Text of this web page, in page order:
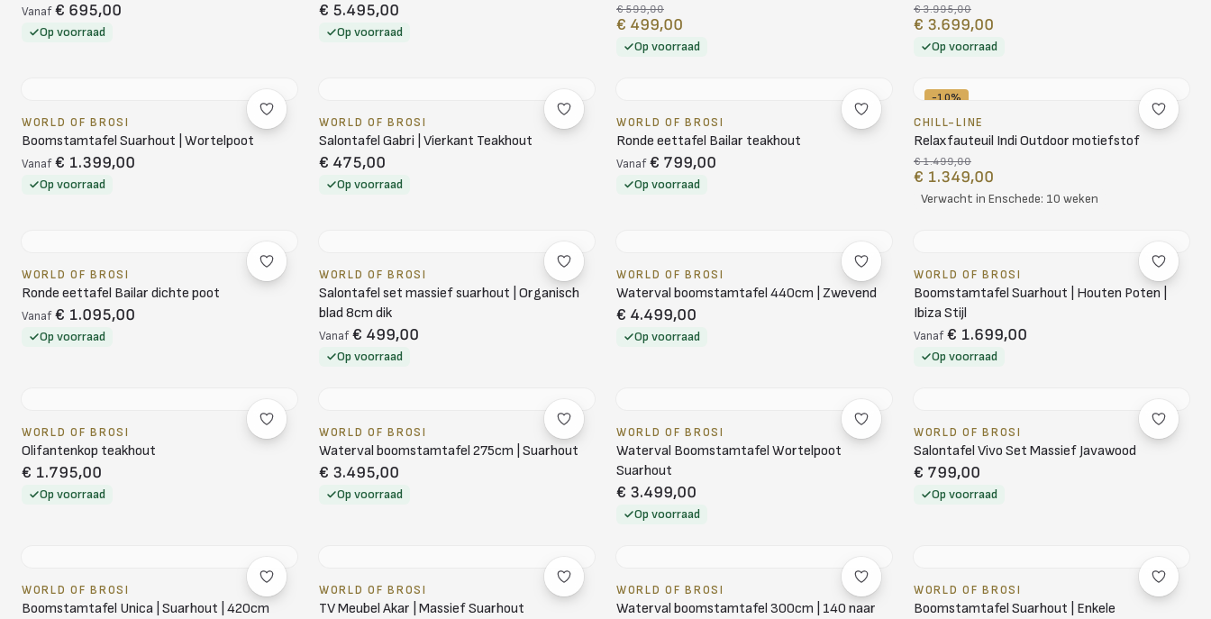
Vanaf € 695,00
Op voorraad
€ 5.495,00
Op voorraad
€ 599,00
€ 499,00
Op voorraad
€ 3.995,00
€ 3.699,00
Op voorraad
WORLD OF BROSI
Boomstamtafel Suarhout | Wortelpoot
Vanaf € 1.399,00
Op voorraad
WORLD OF BROSI
Salontafel Gabri | Vierkant Teakhout
€ 475,00
Op voorraad
WORLD OF BROSI
Ronde eettafel Bailar teakhout
Vanaf € 799,00
Op voorraad
-10%
CHILL-LINE
Relaxfauteuil Indi Outdoor motiefstof
€ 1.499,00
€ 1.349,00
Verwacht in Enschede: 10 weken
WORLD OF BROSI
Ronde eettafel Bailar dichte poot
Vanaf € 1.095,00
Op voorraad
WORLD OF BROSI
Salontafel set massief suarhout | Organisch
blad 8cm dik
Vanaf € 499,00
Op voorraad
WORLD OF BROSI
Waterval boomstamtafel 440cm | Zwevend
€ 4.499,00
Op voorraad
WORLD OF BROSI
Boomstamtafel Suarhout | Houten Poten |
Ibiza Stijl
Vanaf € 1.699,00
Op voorraad
WORLD OF BROSI
Olifantenkop teakhout
€ 1.795,00
Op voorraad
WORLD OF BROSI
Waterval boomstamtafel 275cm | Suarhout
€ 3.495,00
Op voorraad
WORLD OF BROSI
Waterval Boomstamtafel Wortelpoot
Suarhout
€ 3.499,00
Op voorraad
WORLD OF BROSI
Salontafel Vivo Set Massief Javawood
€ 799,00
Op voorraad
WORLD OF BROSI
Boomstamtafel Unica | Suarhout | 420cm
WORLD OF BROSI
TV Meubel Akar | Massief Suarhout
WORLD OF BROSI
Waterval boomstamtafel 300cm | 140 naar
WORLD OF BROSI
Boomstamtafel Suarhout | Enkele